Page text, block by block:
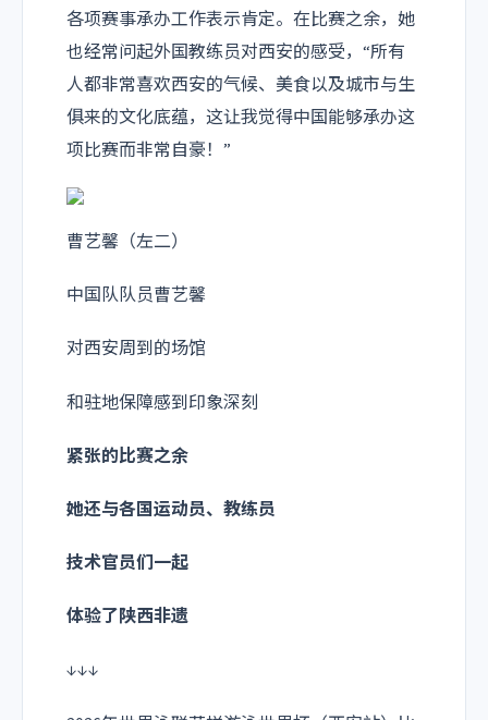
各项赛事承办工作表示肯定。在比赛之余，她
也经常问起外国教练员对西安的感受，“所有
人都非常喜欢西安的气候、美食以及城市与生
俱来的文化底蕴，这让我觉得中国能够承办这
项比赛而非常自豪！”
曹艺馨（左二）
中国队队员曹艺馨
对西安周到的场馆
和驻地保障感到印象深刻
紧张的比赛之余
她还与各国运动员、教练员
技术官员们一起
体验了陕西非遗
↓↓↓